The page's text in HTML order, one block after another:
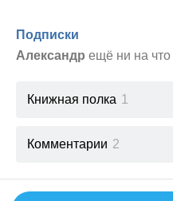
Подписки
Александр ещё ни на
Книжная полка 1
Комментарии 2